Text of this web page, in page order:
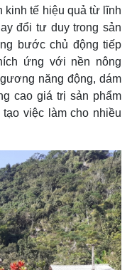
kinh tế hiệu quả từ lĩnh
đổi tư duy trong sản
bước chủ động tiếp
ứng với nền nông
năng động, dám
cao giá trị sản phẩm
việc làm cho nhiều